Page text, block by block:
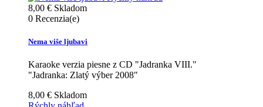
8,00 € Skladom
0 Recenzia(e)
Nema više ljubavi
Karaoke verzia piesne z CD "Jadranka VIII."
"Jadranka: Zlatý výber 2008"
8,00 € Skladom